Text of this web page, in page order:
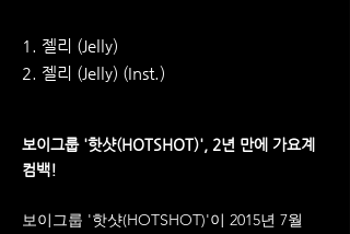
1. 젤리 (Jelly)
2. 젤리 (Jelly) (Inst.)
보이그룹 '핫샷(HOTSHOT)', 2년 만에 가요계
컴백!
보이그룹 '핫샷(HOTSHOT)'이 2015년 7월